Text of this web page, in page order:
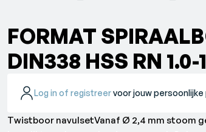
FORMAT
DIN338 HSS RN 1.0-
Log in of registreervoor jouw
Twistboor navulsetVanaf Ø 2,4 mm stoom